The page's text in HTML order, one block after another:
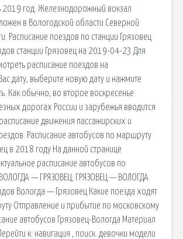
2019 год. Железнодорожный вокзал
в Вологодской области Северной
Расписание поездов по станции Грязовец
станции Грязовец на 2019-04-23 Для
расписание поездов на
дату, выберите новую дату и нажмите
Как обычно, во второе воскресенье
дорогах России и зарубежья вводится
движения пассажирских и
Расписание автобусов по маршруту
в 2018 году На данной странице
расписание автобусов по
— ГРЯЗОВЕЦ; ГРЯЗОВЕЦ — ВОЛОГДА.
Вологда — Грязовец Какие поезда ходят
Отправление и прибытие по московскому
автобусов Грязовец-Вологда Материал
к: навигация , поиск. девочки модели